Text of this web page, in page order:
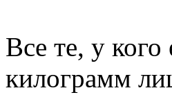
Все те, у кого
килограмм